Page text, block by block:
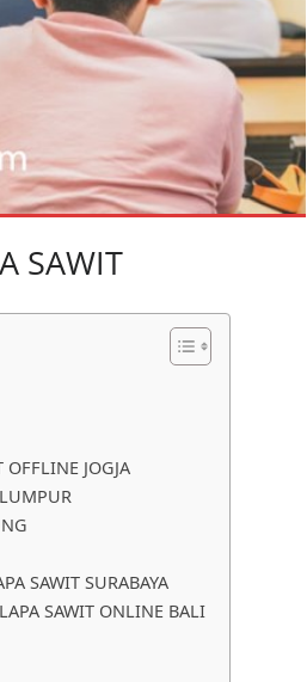
SAWIT
JOGJA
SAWIT SURABAYA
SAWIT ONLINE BALI